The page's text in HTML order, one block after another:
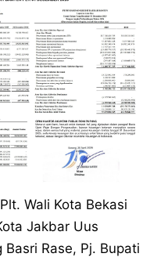
Wali Kota Bekasi
Jakbar Uus
Rase, Pj. Bupati